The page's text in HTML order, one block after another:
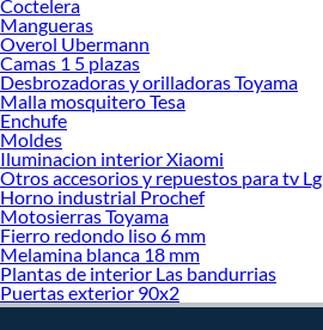
Coctelera
Mangueras
Overol Ubermann
Camas 1 5 plazas
Desbrozadoras y orilladoras Toyama
Malla mosquitero Tesa
Enchufe
Moldes
Iluminacion interior Xiaomi
Otros accesorios y repuestos para tv Lg
Horno industrial Prochef
Motosierras Toyama
Fierro redondo liso 6 mm
Melamina blanca 18 mm
Plantas de interior Las bandurrias
Puertas exterior 90x2